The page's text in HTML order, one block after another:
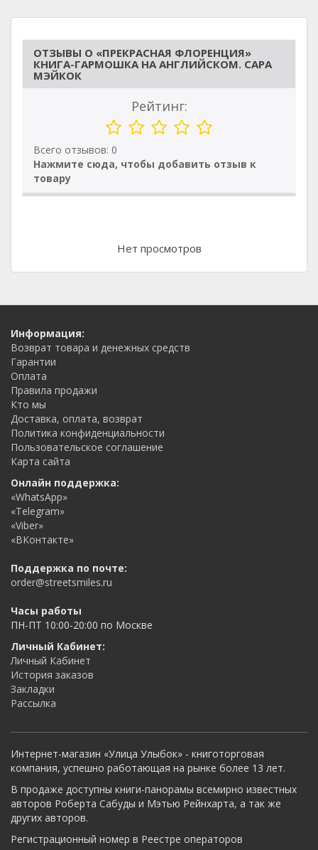
ОТЗЫВЫ О «ПРЕКРАСНАЯ ФЛОРЕНЦИЯ»
КНИГА-ГАРМОШКА НА АНГЛИЙСКОМ. САРА
МЭЙКОК
Рейтинг:
Всего отзывов: 0
Нажмите сюда, чтобы добавить отзыв к
товару
Нет просмотров
Информация:
Возврат товара и денежных средств
Гарантии
Оплата
Правила продажи
Кто мы
Доставка, оплата, возврат
Политика конфиденциальности
Пользовательское соглашение
Карта сайта
Онлайн поддержка:
«WhatsApp»
«Telegram»
«Viber»
«ВКонтакте»
Поддержка по почте:
order@streetsmiles.ru
Часы работы
ПН-ПТ 10:00-20:00 по Москве
Личный Кабинет:
Личный Кабинет
История заказов
Закладки
Рассылка
Интернет-магазин «Улица Улыбок» - книготорговая
компания, успешно работающая на рынке более 13 лет.
В продаже доступны книги-панорамы всемирно известных
авторов Роберта Сабуды и Мэтью Рейнхарта, а так же
других авторов.
Регистрационный номер в Реестре операторов